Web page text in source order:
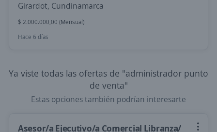
Girardot, Cundinamarca
$ 2.000.000,00 (Mensual)
Hace 6 días
Ya viste todas las ofertas de "administrador punto
de venta"
Estas opciones también podrían interesarte
Asesor/a Ejecutivo/a Comercial Libranza/